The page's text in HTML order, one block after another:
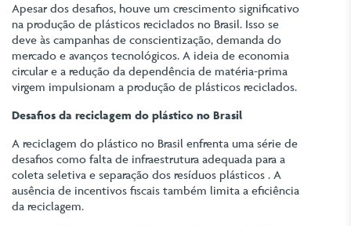
Apesar dos desafios, houve um crescimento significativo
na produção de plásticos reciclados no Brasil. Isso se
deve às campanhas de conscientização, demanda do
mercado e avanços tecnológicos. A ideia de economia
circular e a redução da dependência de matéria-prima
virgem impulsionam a produção de plásticos reciclados.
Desafios da reciclagem do plástico no Brasil
A reciclagem do plástico no Brasil enfrenta uma série de
desafios como falta de infraestrutura adequada para a
coleta seletiva e separação dos resíduos plásticos . A
ausência de incentivos fiscais também limita a eficiência
da reciclagem.